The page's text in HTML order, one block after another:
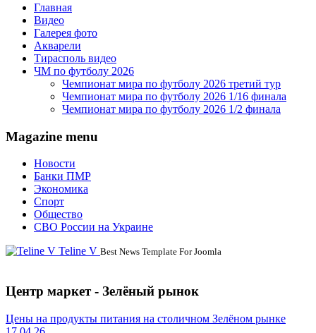
Главная
Видео
Галерея фото
Акварели
Тирасполь видео
ЧМ по футболу 2026
Чемпионат мира по футболу 2026 третий тур
Чемпионат мира по футболу 2026 1/16 финала
Чемпионат мира по футболу 2026 1/2 финала
Magazine menu
Новости
Банки ПМР
Экономика
Спорт
Общество
СВО России на Украине
Teline V Best News Template For Joomla
Центр маркет - Зелёный рынок
Цены на продукты питания на столичном Зелёном рынке